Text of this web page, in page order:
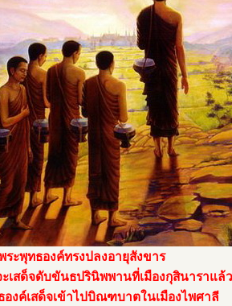
ระพุทธองค์ทรงปลงอายุสังขาร
เสด็จดับขันธปรินิพพานที่เมืองกุสินาราแล้ว
องค์เสด็จเข้าไปบิณฑบาตในเมืองไพศาลี